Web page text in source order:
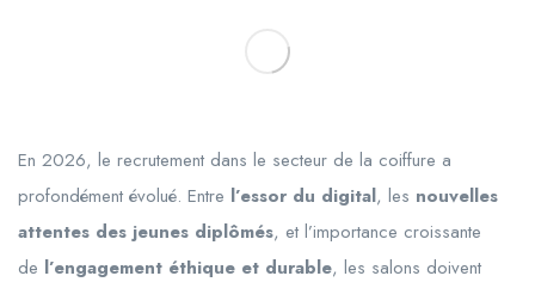
En 2026, le recrutement dans le secteur de la coiffure a
profondément évolué. Entre l’essor du digital, les nouvelles
attentes des jeunes diplômés, et l’importance croissante
de l’engagement éthique et durable, les salons doivent